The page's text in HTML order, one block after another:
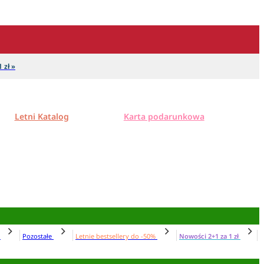
zł »
Letni Katalog Karta podarunkowa
Pozostałe Letnie bestsellery do -50% Nowości 2+1 za 1 zł